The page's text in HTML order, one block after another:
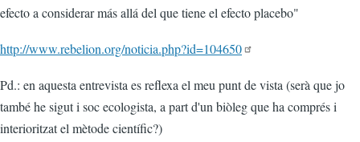
efecto a considerar más allá del que tiene el efecto placebo"
http://www.rebelion.org/noticia.php?id=104650
Pd.: en aquesta entrevista es reflexa el meu punt de vista (serà que jo
també he sigut i soc ecologista, a part d'un biòleg que ha comprés i
interioritzat el mètode científic?)